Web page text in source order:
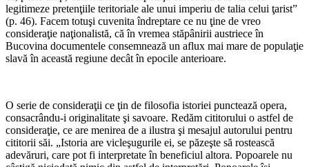
legitimeze pre­tenţiile teritoriale ale unui im­periu de talia celui ţarist”
(p. 46). Facem totuşi cuvenita în­dreptare ce nu ţine de vreo
consideraţie naţionalistă, că în vremea stăpânirii austriece în
Bucovina documentele con­semnează un aflux mai mare de populaţie
slavă în această regiune decât în epocile an­terioare.
O serie de consideraţii ce ţin de filosofia istoriei punctează opera,
consacrându-i originali­tate şi savoare. Redăm citito­rului o astfel de
consideraţie, ce are menirea de a ilustra şi mesajul autorului pentru
citi­torii săi. „Istoria are vicleşu­gurile ei, se păzeşte să ros­tească
adevăruri, care pot fi interpretate în beneficiul altora. Popoarele nu